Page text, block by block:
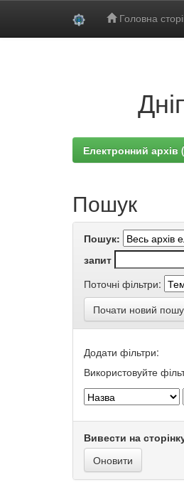
Головна
Електронний
Пошук
Пошук:
запит
Поточні фільтри:
Почати новий
Додати фільтри:
Використовуйте
Вивести на